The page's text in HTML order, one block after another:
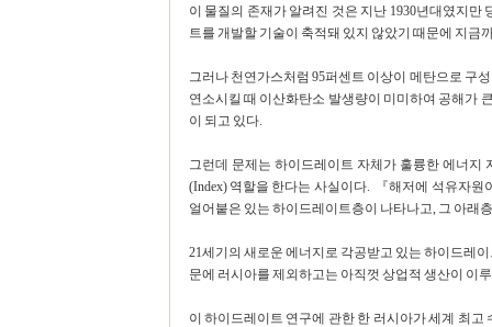
이 물질의 존재가 알려진 것은 지난 1930년대였지
트를 개발할 기술이 축적돼 있지 않았기 때문에 지금
그러나 천연가스처럼 95퍼센트 이상이 메탄으로 구
연소시킬 때 이산화탄소 발생량이 미미하여 공해가
이 되고 있다.
그런데 문제는 하이드레이트 자체가 훌륭한 에너
(Index) 역할을 한다는 사실이다. 『해저에 석유자원
얼어붙은 있는 하이드레이트층이 나타나고, 그 아래
21세기의 새로운 에너지로 각공받고 있는 하이드레
문에 러시아를 제외하고는 아직껏 상업적 생산이 이
이 하이드레이트 연구에 관한 한 러시아가 세계 최